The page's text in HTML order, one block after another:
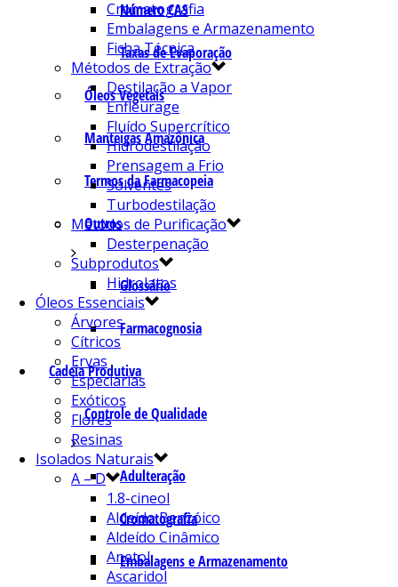
Número CAS
Taxas de Evaporação
Óleos Vegetais
Manteigas Amazônica
Termos da Farmacopeia
Outros
Glossário
Farmacognosia
Cadeia Produtiva
Controle de Qualidade
Adulteração
Cromatografia
Embalagens e Armazenamento
Cromatografia
Embalagens e Armazenamento
Ficha Técnica
Métodos de Extração
Destilação a Vapor
Enfleurage
Fluído Supercrítico
Hidrodestilação
Prensagem a Frio
Solventes
Turbodestilação
Métodos de Purificação
Desterpenação
Subprodutos
Hidrolatos
Óleos Essenciais
Árvores
Cítricos
Ervas
Especiarias
Exóticos
Flores
Resinas
Isolados Naturais
A – D
1.8-cineol
Aldeído Benzóico
Aldeído Cinâmico
Anetol
Ascaridol